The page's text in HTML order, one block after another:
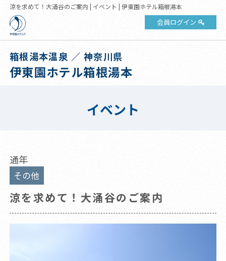
涼を求めて！大涌谷のご案内 | イベント | 伊東園ホテル箱根湯本
会員ログイン
箱根湯本温泉 ／ 神奈川県
伊東園ホテル箱根湯本
イベント
通年
その他
涼を求めて！大涌谷のご案内